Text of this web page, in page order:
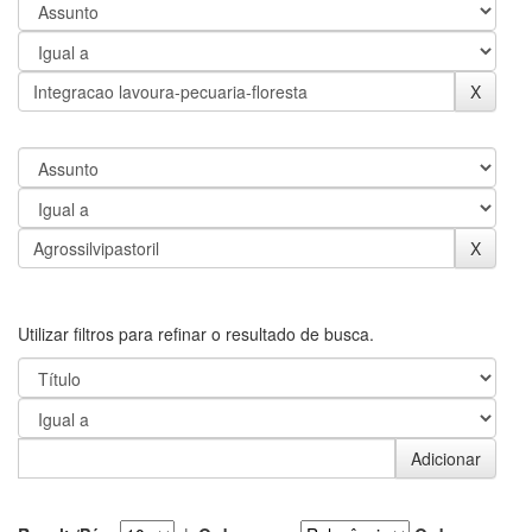
Utilizar filtros para refinar o resultado de busca.